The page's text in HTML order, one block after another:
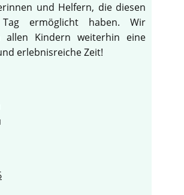
und Helfern, die diesen
ermöglicht haben. Wir
allen Kindern weiterhin eine
erlebnisreiche Zeit!